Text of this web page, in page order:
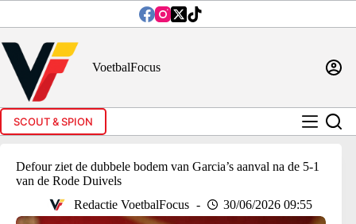
inhoud
VoetbalFocus
SCOUT & SPION
Defour ziet de dubbele bodem van Garcia’s aanval na de 5-1
van de Rode Duivels
Redactie VoetbalFocus
30/06/2026 09:55